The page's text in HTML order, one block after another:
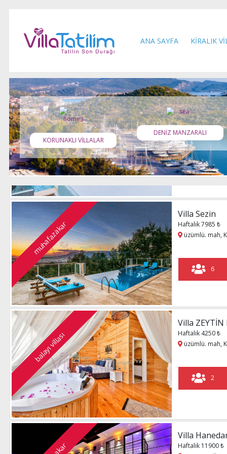
ANA SAYFA (current)
KİRALIK
KORUNAKLI VİLLALAR
DENİZ MANZARALI
12
lüks villa
Villa Naz
Haftalık 19200 ₺
kalkan
8
muhafazakar
Haftalık 7985 ₺
üzümlü. mah,
balayı villası
Villa ZEYTİN
Haftalık 4250 ₺
üzümlü. mah,
Haftalık 11900 ₺
patara, Kalkan,